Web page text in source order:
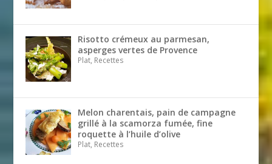
Risotto crémeux au parmesan,
asperges vertes de Provence
Plat, Recettes
Melon charentais, pain de campagne
grillé à la scamorza fumée, fine
roquette à l’huile d’olive
Plat, Recettes